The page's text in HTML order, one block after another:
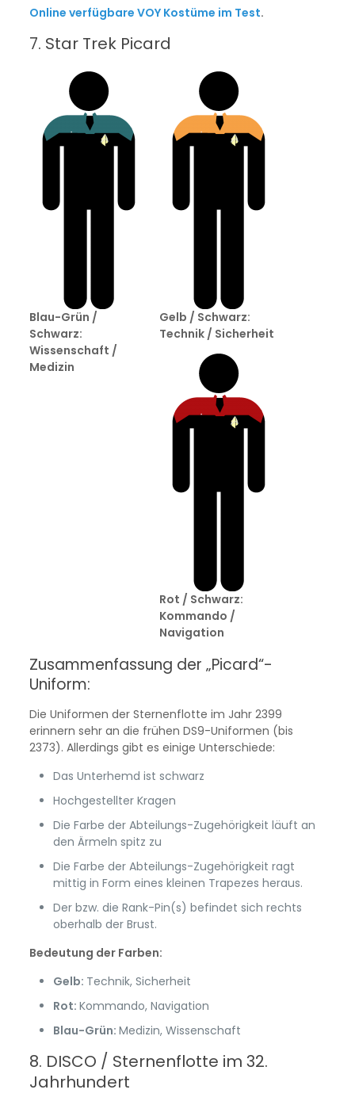
Online verfügbare VOY Kostüme im Test.
7. Star Trek Picard
Blau-Grün /
Schwarz:
Wissenschaft /
Medizin
Gelb / Schwarz:
Technik / Sicherheit
Rot / Schwarz:
Kommando /
Navigation
Zusammenfassung der „Picard“-
Uniform:
Die Uniformen der Sternenflotte im Jahr 2399
erinnern sehr an die frühen DS9-Uniformen (bis
2373). Allerdings gibt es einige Unterschiede:
Das Unterhemd ist schwarz
Hochgestellter Kragen
Die Farbe der Abteilungs-Zugehörigkeit läuft an
den Ärmeln spitz zu
Die Farbe der Abteilungs-Zugehörigkeit ragt
mittig in Form eines kleinen Trapezes heraus.
Der bzw. die Rank-Pin(s) befindet sich rechts
oberhalb der Brust.
Bedeutung der Farben:
Gelb: Technik, Sicherheit
Rot: Kommando, Navigation
Blau-Grün: Medizin, Wissenschaft
8. DISCO / Sternenflotte im 32.
Jahrhundert